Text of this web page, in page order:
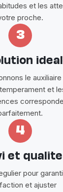
et les
proche.
3
le
et
4
et qualite
pour
et ajuster